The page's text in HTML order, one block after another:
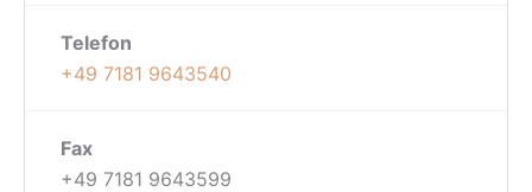
Telefon
+49 7181 9643540
Fax
+49 7181 9643599